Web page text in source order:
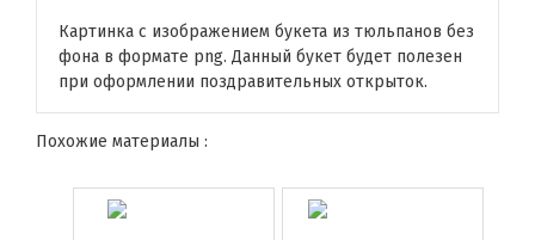
Картинка с изображением букета из тюльпанов без
фона в формате png. Данный букет будет полезен
при оформлении поздравительных открыток.
Похожие материалы :